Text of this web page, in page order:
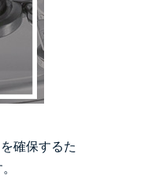
確保するた